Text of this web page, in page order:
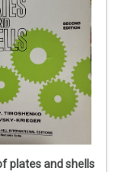
plates and shells